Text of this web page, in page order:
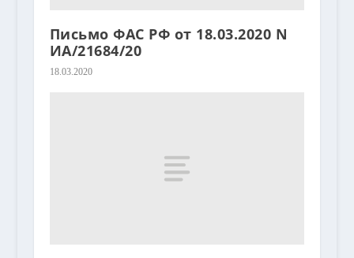
Письмо ФАС РФ от 18.03.2020 N
ИА/21684/20
18.03.2020